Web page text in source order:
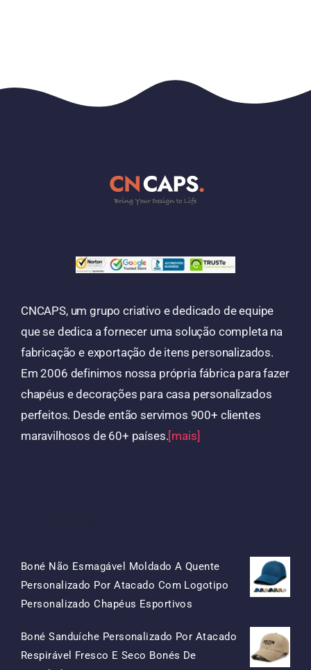
CNCAPS, um grupo criativo e dedicado de equipe
que se dedica a fornecer uma solução completa na
fabricação e exportação de itens personalizados.
Em 2006 definimos nossa própria fábrica para fazer
chapéus e decorações para casa personalizados
perfeitos. Desde então servimos 900+ clientes
maravilhosos de 60+ países.[mais]
Boné Não Esmagável Moldado A Quente
Personalizado Por Atacado Com Logotipo
Personalizado Chapéus Esportivos
Original
Era:
Atual
É:
Boné Sanduíche Personalizado Por Atacado
Respirável Fresco E Seco Bonés De